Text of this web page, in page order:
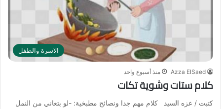
الاسرة والطفل
Azza ElSaed منذ أسبوع واحد
كلام ستات وشوية تكات
كتبت / عزه السيد كلام مهم جدا ونصائح مطبخية: -لو بتعاني من النمل